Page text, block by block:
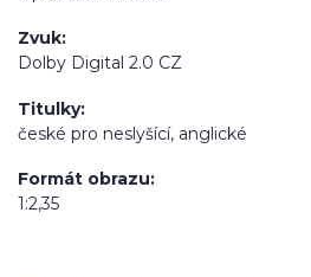
Zvuk
Dolby Digital 2.0 CZ
Titulky
české pro neslyšící, anglické
Formát obrazu
1:2,35